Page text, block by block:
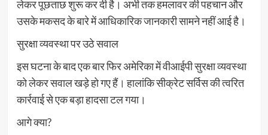
लेकर पूछताछ शुरू कर दी है। अभी तक हमलावर की पहचान और
उसके मकसद के बारे में आधिकारिक जानकारी सामने नहीं आई है।
सुरक्षा व्यवस्था पर उठे सवाल
इस घटना के बाद एक बार फिर अमेरिका में वीआईपी सुरक्षा व्यवस्था
को लेकर सवाल खड़े हो गए हैं। हालांकि सीक्रेट सर्विस की त्वरित
कार्रवाई से एक बड़ा हादसा टल गया।
आगे क्या?